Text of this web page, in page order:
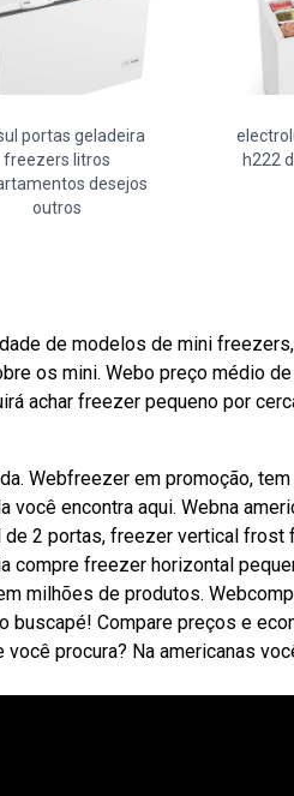
portas geladeira
freezers litros
desejos
outros
h222
de modelos de mini
os mini. Webo preço médio
achar freezer pequeno por
Webfreezer em promoção,
encontra aqui. Webna
2 portas, freezer vertical
compre freezer horizontal
milhões de produtos.
buscapé! Compare preços e
procura? Na americanas